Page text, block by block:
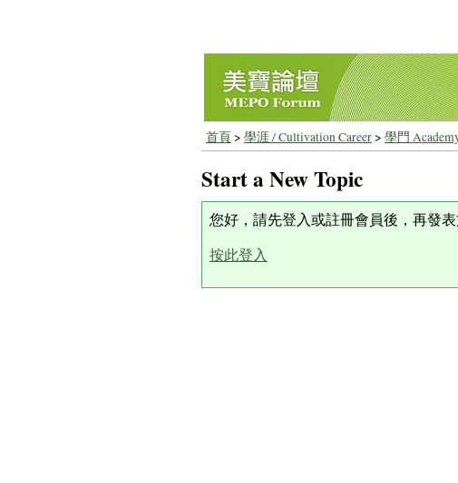
首頁> 學涯 / Cultivation Career> 學門
Start a New Topic
您好，請先登入或註冊會員後，再發表
按此登入